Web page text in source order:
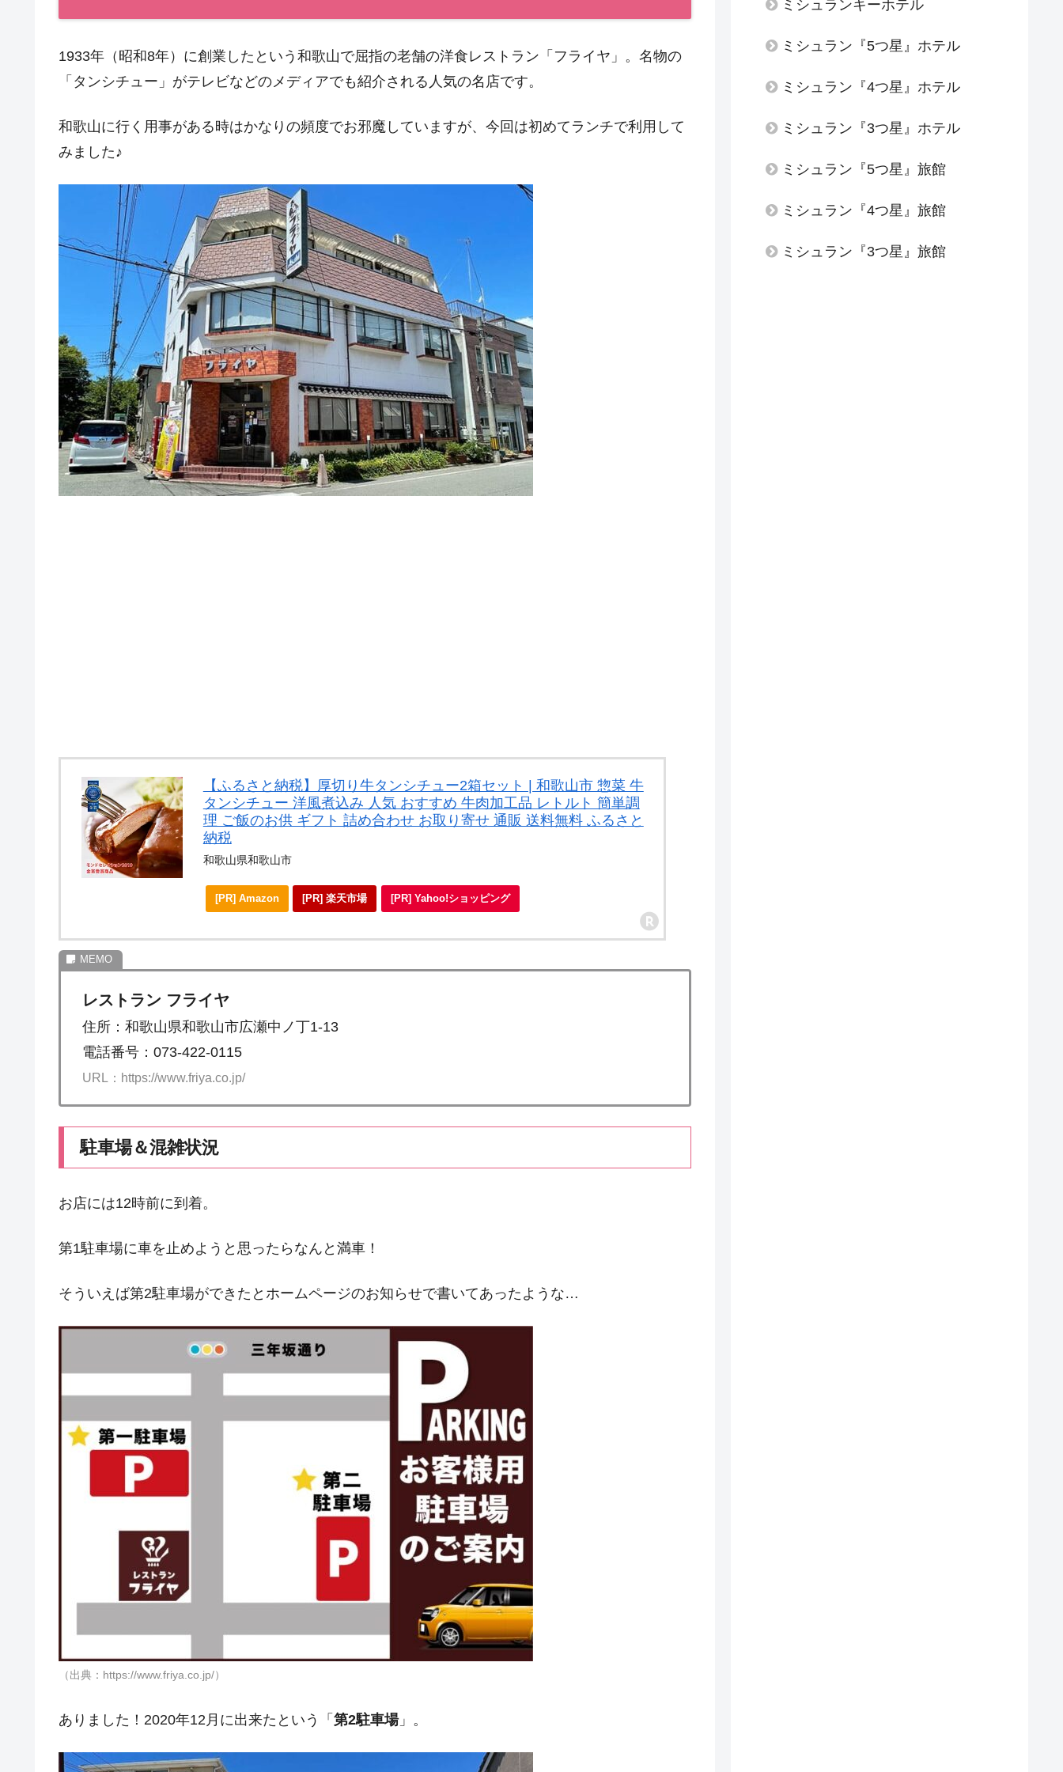
1933年（昭和8年）に創業したという和歌山で屈指の老舗の洋食レストラン「フライヤ」。名物の
「タンシチュー」がテレビなどのメディアでも紹介される人気の名店です。
和歌山に行く用事がある時はかなりの頻度でお邪魔していますが、今回は初めてランチで利用して
みました♪
【ふるさと納税】厚切り牛タンシチュー2箱セット | 和歌山市 惣菜 牛
タンシチュー 洋風煮込み 人気 おすすめ 牛肉加工品 レトルト 簡単調
理 ご飯のお供 ギフト 詰め合わせ お取り寄せ 通販 送料無料 ふるさと
納税
和歌山県和歌山市
[PR] Amazon [PR] 楽天市場 [PR] Yahoo!ショッピング
レストラン フライヤ
住所：和歌山県和歌山市広瀬中ノ丁1-13
電話番号：073-422-0115
URL：https://www.friya.co.jp/
駐車場＆混雑状況
お店には12時前に到着。
第1駐車場に車を止めようと思ったらなんと満車！
そういえば第2駐車場ができたとホームページのお知らせで書いてあったような…
（出典：https://www.friya.co.jp/）
ありました！2020年12月に出来たという「 第2駐車場」。
ミシュランキーホテル
ミシュラン『5つ星』ホテル
ミシュラン『4つ星』ホテル
ミシュラン『3つ星』ホテル
ミシュラン『5つ星』旅館
ミシュラン『4つ星』旅館
ミシュラン『3つ星』旅館